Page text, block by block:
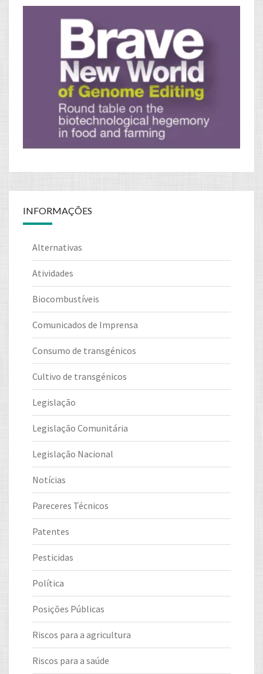
INFORMAÇÕES
Alternativas
Atividades
Biocombustíveis
Comunicados de Imprensa
Consumo de transgénicos
Cultivo de transgénicos
Legislação
Legislação Comunitária
Legislação Nacional
Notícias
Pareceres Técnicos
Patentes
Pesticidas
Política
Posições Públicas
Riscos para a agricultura
Riscos para a saúde